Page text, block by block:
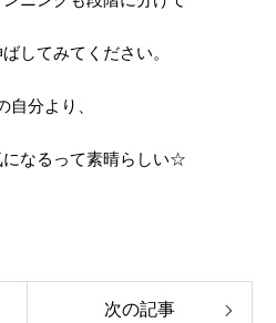
してみてください。
自分より、
なるって素晴らしい☆
次の記事